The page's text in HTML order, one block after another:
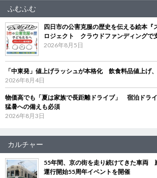
ふむふむ
四日市の公害克服の歴史を伝える絵本『
ロジェクト クラウドファンディングで
2026年8月5日
「中東発」値上げラッシュが本格化 飲食料品値上げ
2026年8月4日
物価高でも「夏は家族で長距離ドライブ」 宿泊ドラ
猛暑への備えも必須
2026年8月3日
カルチャー
55年間、京の街を走り続けてきた車両
運行開始55周年イベントを開催